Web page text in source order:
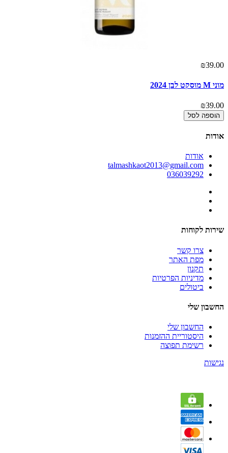
₪39.00
מוני M מוסקט לבן 2024
₪39.00
הוספה לסל
אודות
אודות
talmashkaot2013@gmail.com
036039292
שירות לקוחות
צרו קשר
מפת האתר
תקנון
מדיניות הפרטיות
ביטולים
החשבון שלי
החשבון שלי
היסטוריית ההזמנות
רשימת תפוצה
נגישות